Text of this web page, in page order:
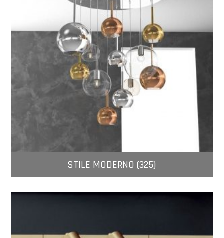
STILE MODERNO (325)